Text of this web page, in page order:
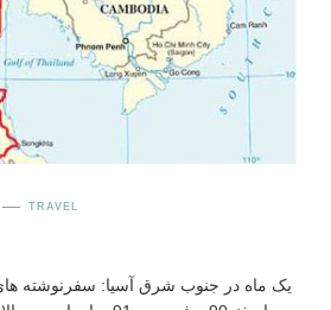
TRAVEL
یک ماه در جنوب شرق آسیا: سفرنوشته های